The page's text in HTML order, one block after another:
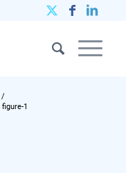
/
figure-1